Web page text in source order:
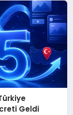
Geldi